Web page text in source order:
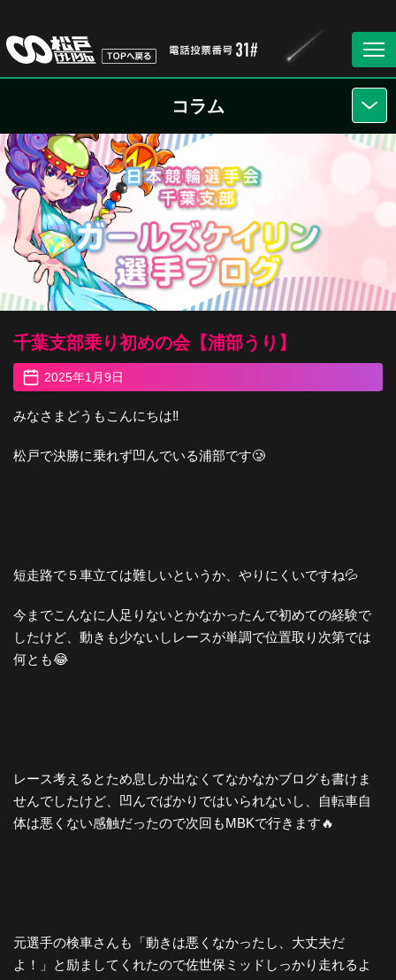
コラム
千葉支部乗り初めの会【浦部うり】
2025年1月9日
みなさまどうもこんにちは‼️
松戸で決勝に乗れず凹んでいる浦部です🥲
短走路で５車立ては難しいというか、やりにくいですね💦
今までこんなに人足りないとかなかったんで初めての経験で
したけど、動きも少ないしレースが単調で位置取り次第では
何とも😂
レース考えるとため息しか出なくてなかなかブログも書けま
せんでしたけど、凹んでばかりではいられないし、自転車自
体は悪くない感触だったので次回もMBKで行きます🔥
元選手の検車さんも「動きは悪くなかったし、大丈夫だ
よ！」と励ましてくれたので佐世保ミッドしっかり走れるよ